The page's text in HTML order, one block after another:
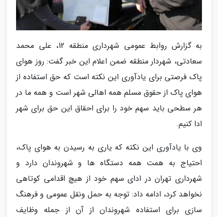
به گزارش روابط عمومی شهرداری منطقه 12، علی محمد
سعادتی، شهردار منطقه ضمن اعلام این خبر گفت: روز هوای
پاک فرصتی برای یادآوری این نکته است که حق استفاده از
هوای پاک از حقوق مسلم همه اهالی شهر است و همه ما در
هر سطحی باید سهم خود را برای احقاق این حق برای شهر
ادا کنیم.
وی با یادآوری این نکته که یاری به رسیدن به هوای پاک،
احتیاج به همت همه دستگاه ها و شهروندان دارد و
شهرداری تهران در ادای سهم خود از هیچ اقدامی کوتاهی
نخواهد کرد، ادامه داد: توجه به حمل ونقل عمومی و فرهنگ
سازی برای استفاده شهروندان از آن از جمله وظایف